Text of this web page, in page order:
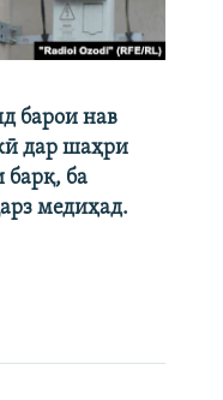
барои нав
дар шаҳри
барқ, ба
медиҳад.